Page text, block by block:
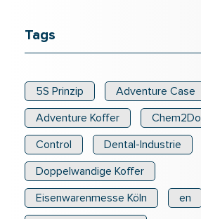
Tags
5S Prinzip
Adventure Case
Adventure Koffer
Chem2Do
Control
Dental-Industrie
Doppelwandige Koffer
Eisenwarenmesse Köln
en